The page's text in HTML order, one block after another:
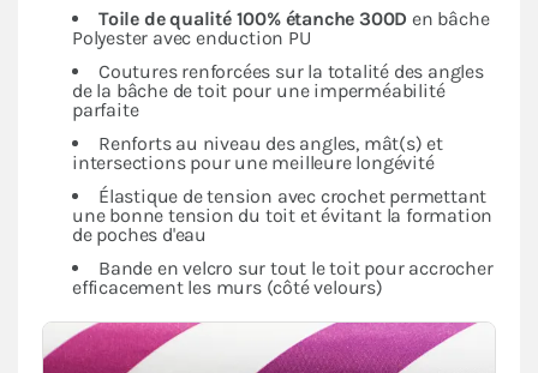
Toile de qualité 100% étanche 300D en bâche
Polyester avec enduction PU
Coutures renforcées sur la totalité des angles
de la bâche de toit pour une imperméabilité
parfaite
Renforts au niveau des angles, mât(s) et
intersections pour une meilleure longévité
Élastique de tension avec crochet permettant
une bonne tension du toit et évitant la formation
de poches d'eau
Bande en velcro sur tout le toit pour accrocher
efficacement les murs (côté velours)